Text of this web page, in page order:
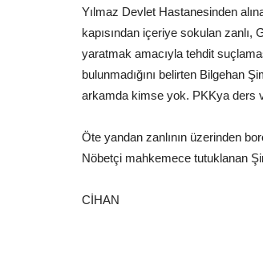
Yılmaz Devlet Hastanesinden
kapısından içeriye sokulan
yaratmak amacıyla tehdit
bulunmadığını belirten Bilgehan
arkamda kimse yok. PKKya ders
Öte yandan zanlının üzerinden
Nöbetçi mahkemece tutuklanan
CİHAN